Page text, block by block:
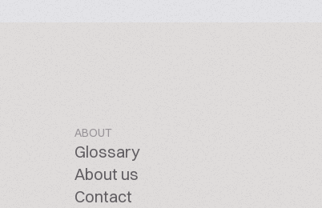
ABOUT
Glossary
About us
Contact